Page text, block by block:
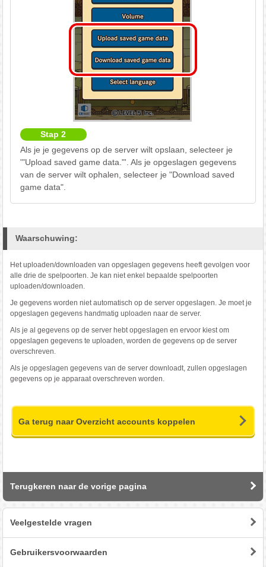
Stap 2
Als je je gegevens op de server wilt opslaan, selecteer je
'"Upload saved game data."'. Als je opgeslagen gegevens
van de server wilt ophalen, selecteer je "Download saved
game data".
Waarschuwing:
Het uploaden/downloaden van opgeslagen gegevens heeft gevolgen voor
alle drie de spelpoorten. Je kan niet enkel bepaalde spelpoorten
uploaden/downloaden.
Je gegevens worden niet automatisch op de server opgeslagen. Je moet je
opgeslagen gegevens handmatig uploaden naar de server.
Als je al gegevens op de server hebt opgeslagen en ervoor kiest om
opgeslagen gegevens te uploaden, worden de gegevens op de server
overschreven.
Als je opgeslagen gegevens van de server downloadt, zullen opgeslagen
gegevens op je apparaat overschreven worden.
Ga terug naar Overzicht accounts koppelen
Terugkeren naar de vorige pagina
Veelgestelde vragen
Gebruikersvoorwaarden